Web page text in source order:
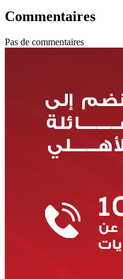
Commentaires
Pas de commentaires